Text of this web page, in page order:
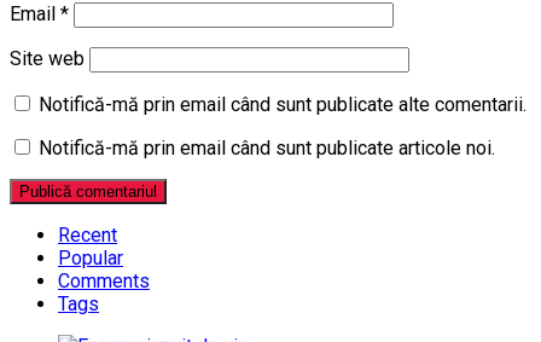
Email *
Site web
Notifică-mă prin email când sunt publicate alte comentarii.
Notifică-mă prin email când sunt publicate articole noi.
Recent
Popular
Comments
Tags